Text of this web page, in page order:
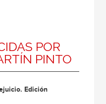
POR
PINTO
Edición